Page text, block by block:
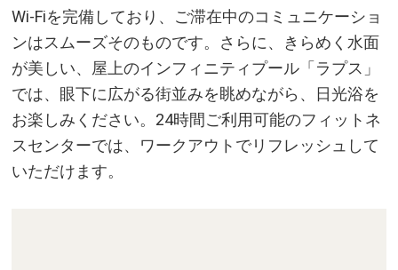
Wi-Fiを完備しており、ご滞在中のコミュニケーショ
ンはスムーズそのものです。さらに、きらめく水面
が美しい、屋上のインフィニティプール「ラプス」
では、眼下に広がる街並みを眺めながら、日光浴を
お楽しみください。24時間ご利用可能のフィットネ
スセンターでは、ワークアウトでリフレッシュして
いただけます。